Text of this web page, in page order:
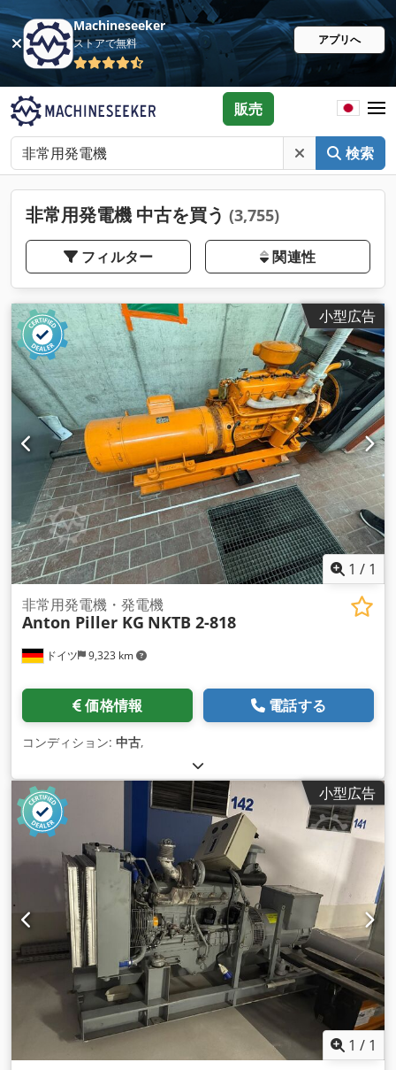
Machineseeker
ストアで無料 アプリへ
検索
販売
非常用発電機 中古を買う (3,755)
フィルター 関連性
小型広告
1 / 1
ドイツ 9,323 km
非常用発電機・発電機
Anton Piller KG NKTB 2-818
価格情報 電話する
コンディション: 中古,
小型広告
1 / 1